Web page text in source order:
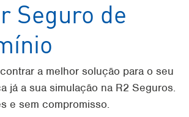
Seguro de
a melhor solução para o seu
já a sua simulação na R2 Seguros.
e sem compromisso.